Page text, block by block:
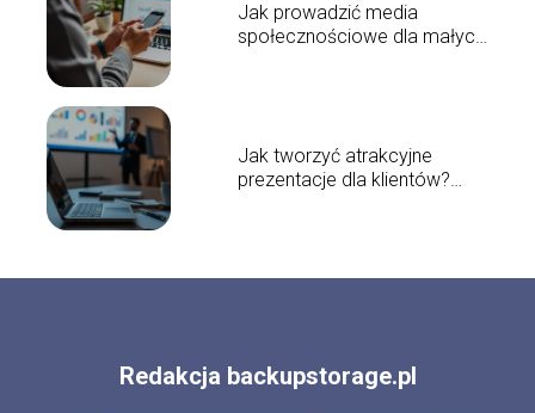
Jak prowadzić media
społecznościowe dla małych
Jak tworzyć atrakcyjne
prezentacje dla klientów?
Redakcja backupstorage.pl